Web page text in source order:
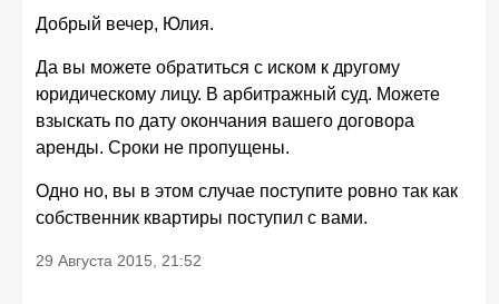
Добрый вечер, Юлия.
Да вы можете обратиться с иском к другому
юридическому лицу. В арбитражный суд. Можете
взыскать по дату окончания вашего договора
аренды. Сроки не пропущены.
Одно но, вы в этом случае поступите ровно так как
собственник квартиры поступил с вами.
29 Августа 2015, 21:52